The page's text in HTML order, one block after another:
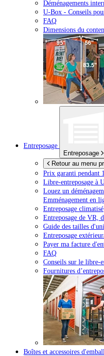
Déménagements
U-Box - Conseils
FAQ
Dimensions du
Entreposage
Entreposage
Retour au menu
Prix garanti pendant
Libre-entreposage à
Louez un
Emménagement en
Entreposage climatisé
Entreposage de VR,
Guide des tailles
Entreposage
Payer ma facture
FAQ
Conseils sur le libre-
Fournitures
Boîtes et accessoires